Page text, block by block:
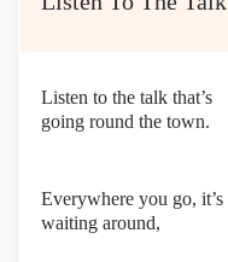
Listen to the talk that’s
going round the town.
Everywhere you go, it’s
waiting around,